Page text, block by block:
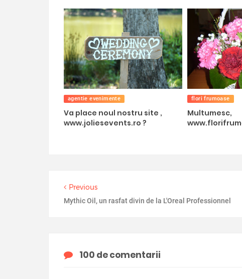
agentie evenimente
Va place noul nostru site ,
www.joliesevents.ro ?
flori frumoase
Multumesc,
Previous
Mythic Oil, un rasfat divin de la L'Oreal Professionnel
100 de comentarii